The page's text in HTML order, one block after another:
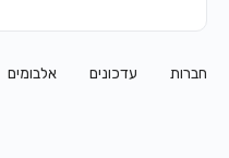
חברות עדכונים אלבומים